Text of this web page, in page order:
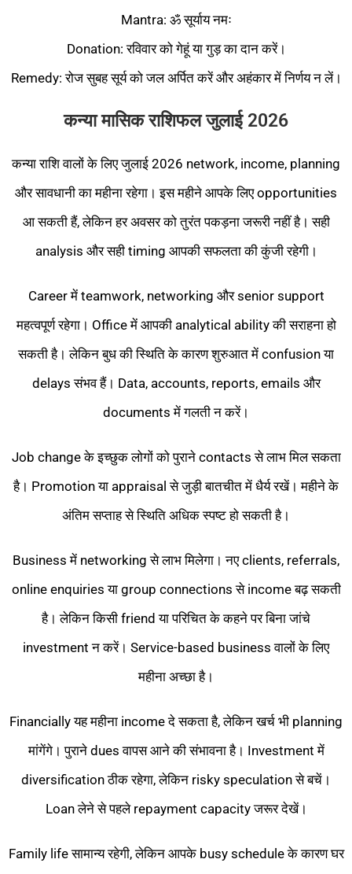
Mantra: ॐ सूर्याय नमः
Donation: रविवार को गेहूं या गुड़ का दान करें।
Remedy: रोज सुबह सूर्य को जल अर्पित करें और अहंकार में निर्णय न लें।
कन्या मासिक राशिफल जुलाई 2026
कन्या राशि वालों के लिए जुलाई 2026 network, income, planning
और सावधानी का महीना रहेगा। इस महीने आपके लिए opportunities
आ सकती हैं, लेकिन हर अवसर को तुरंत पकड़ना जरूरी नहीं है। सही
analysis और सही timing आपकी सफलता की कुंजी रहेगी।
Career में teamwork, networking और senior support
महत्वपूर्ण रहेगा। Office में आपकी analytical ability की सराहना हो
सकती है। लेकिन बुध की स्थिति के कारण शुरुआत में confusion या
delays संभव हैं। Data, accounts, reports, emails और
documents में गलती न करें।
Job change के इच्छुक लोगों को पुराने contacts से लाभ मिल सकता
है। Promotion या appraisal से जुड़ी बातचीत में धैर्य रखें। महीने के
अंतिम सप्ताह से स्थिति अधिक स्पष्ट हो सकती है।
Business में networking से लाभ मिलेगा। नए clients, referrals,
online enquiries या group connections से income बढ़ सकती
है। लेकिन किसी friend या परिचित के कहने पर बिना जांचे
investment न करें। Service-based business वालों के लिए
महीना अच्छा है।
Financially यह महीना income दे सकता है, लेकिन खर्च भी planning
मांगेंगे। पुराने dues वापस आने की संभावना है। Investment में
diversification ठीक रहेगा, लेकिन risky speculation से बचें।
Loan लेने से पहले repayment capacity जरूर देखें।
Family life सामान्य रहेगी, लेकिन आपके busy schedule के कारण घर